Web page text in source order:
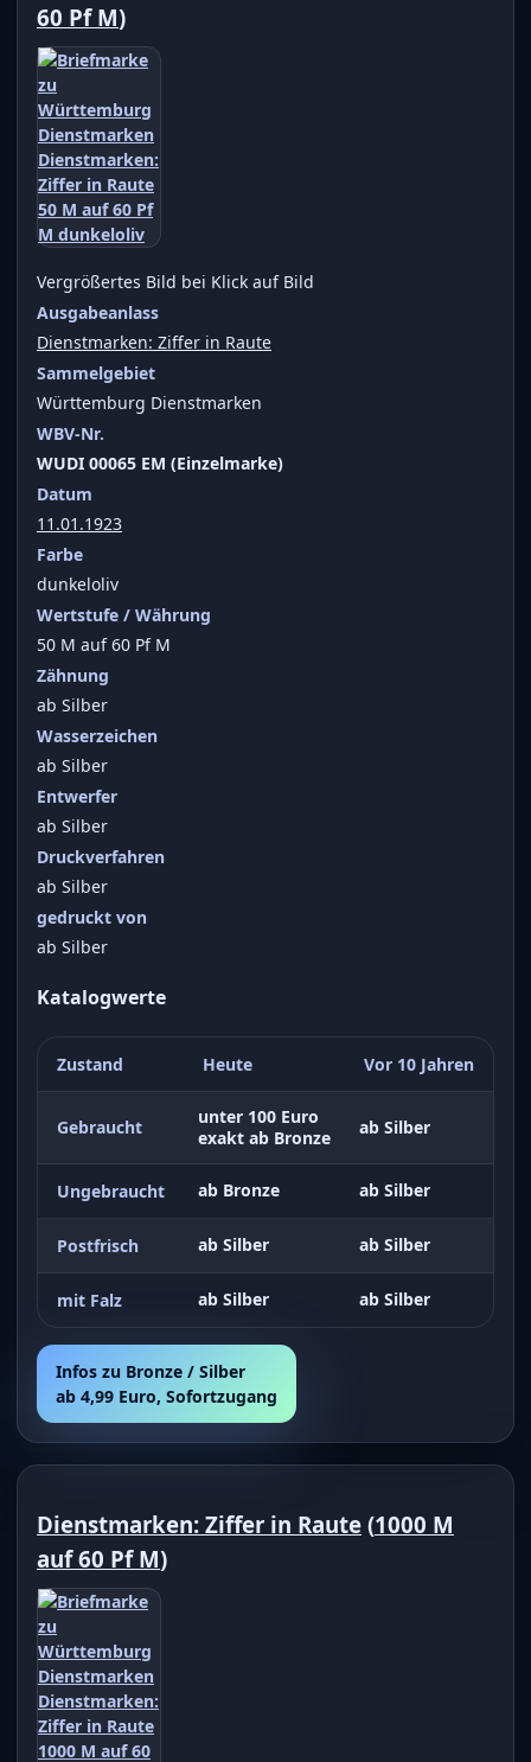
60 Pf M)
Vergrößertes Bild bei Klick auf Bild
Ausgabeanlass
Dienstmarken: Ziffer in Raute
Sammelgebiet
Württemburg Dienstmarken
WBV-Nr.
WUDI 00065 EM (Einzelmarke)
Datum
11.01.1923
Farbe
dunkeloliv
Wertstufe / Währung
50 M auf 60 Pf M
Zähnung
ab Silber
Wasserzeichen
ab Silber
Entwerfer
ab Silber
Druckverfahren
ab Silber
gedruckt von
ab Silber
Katalogwerte
Zustand Heute Vor 10 Jahren
Gebraucht
unter 100 Euro
exakt ab Bronze
ab Silber
Ungebraucht ab Bronze ab Silber
Postfrisch ab Silber ab Silber
mit Falz ab Silber ab Silber
Infos zu Bronze / Silber
ab 4,99 Euro, Sofortzugang
Dienstmarken: Ziffer in Raute (1000 M
auf 60 Pf M)